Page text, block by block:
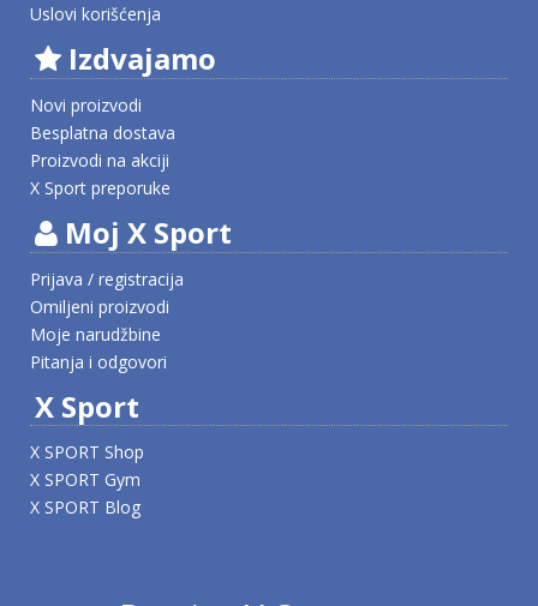
Uslovi korišćenja
Izdvajamo
Novi proizvodi
Besplatna dostava
Proizvodi na akciji
X Sport preporuke
Moj X Sport
Prijava / registracija
Omiljeni proizvodi
Moje narudžbine
Pitanja i odgovori
X Sport
X SPORT Shop
X SPORT Gym
X SPORT Blog